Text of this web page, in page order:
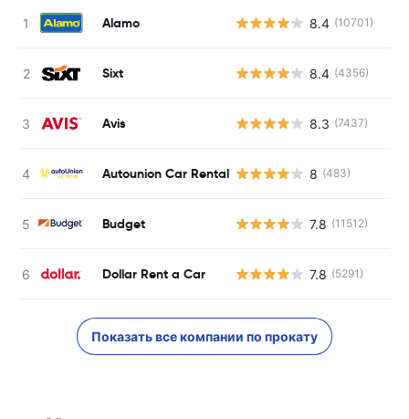
Alamo 8.4 (10701)
Sixt 8.4 (4356)
Avis 8.3 (7437)
Autounion Car Rental 8 (483)
Budget 7.8 (11512)
Dollar Rent a Car 7.8 (5291)
Показать все компании по прокату